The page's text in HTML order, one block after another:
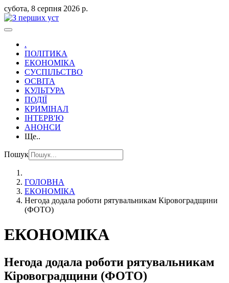
субота, 8 серпня 2026 р.
.
ПОЛІТИКА
ЕКОНОМІКА
СУСПІЛЬСТВО
ОСВІТА
КУЛЬТУРА
ПОДІЇ
КРИМІНАЛ
ІНТЕРВ'Ю
АНОНСИ
Ще..
Пошук
ГОЛОВНА
ЕКОНОМІКА
Негода додала роботи рятувальникам Кіровоградщини
(ФОТО)
ЕКОНОМІКА
Негода додала роботи рятувальникам
Кіровоградщини (ФОТО)